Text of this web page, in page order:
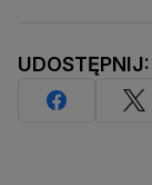
UDOSTĘPNIJ: